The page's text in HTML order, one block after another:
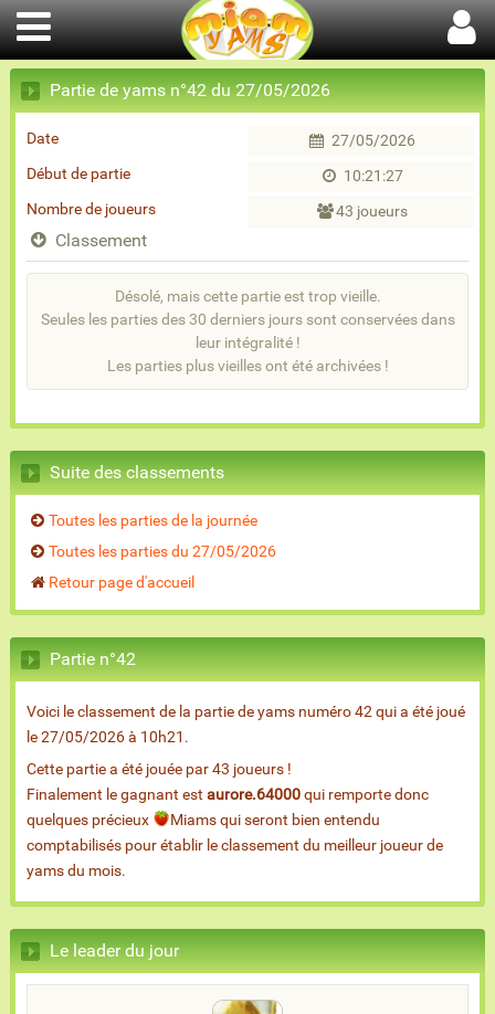
Partie de yams n°42 du 27/05/2026
Date
27/05/2026
Début de partie
10:21:27
Nombre de joueurs
43 joueurs
Classement
Désolé, mais cette partie est trop vieille.
Seules les parties des 30 derniers jours sont conservées dans
leur intégralité !
Les parties plus vieilles ont été archivées !
Suite des classements
Toutes les parties de la journée
Toutes les parties du 27/05/2026
Retour page d'accueil
Partie n°42
Voici le classement de la partie de yams numéro 42 qui a été joué
le 27/05/2026 à 10h21.
Cette partie a été jouée par 43 joueurs !
Finalement le gagnant est aurore.64000qui remporte donc
quelques précieux
Miams qui seront bien entendu
comptabilisés pour établir le classement du meilleur joueur de
yams du mois.
Le leader du jour